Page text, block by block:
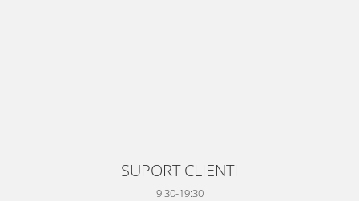
SUPORT CLIENTI
9:30-19:30